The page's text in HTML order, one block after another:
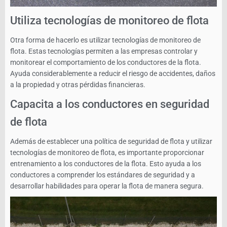
Utiliza tecnologías de monitoreo de flota
Otra forma de hacerlo es utilizar tecnologías de monitoreo de
flota. Estas tecnologías permiten a las empresas controlar y
monitorear el comportamiento de los conductores de la flota.
Ayuda considerablemente a reducir el riesgo de accidentes, daños
a la propiedad y otras pérdidas financieras.
Capacita a los conductores en seguridad
de flota
Además de establecer una política de seguridad de flota y utilizar
tecnologías de monitoreo de flota, es importante proporcionar
entrenamiento a los conductores de la flota. Esto ayuda a los
conductores a comprender los estándares de seguridad y a
desarrollar habilidades para operar la flota de manera segura.